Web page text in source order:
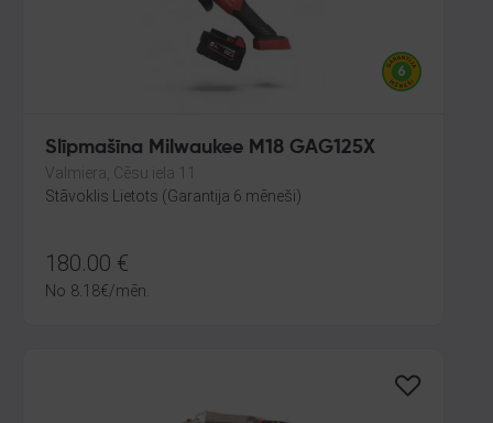
Slīpmašīna Milwaukee M18 GAG125X
Valmiera, Cēsu iela 11
Stāvoklis Lietots (Garantija 6 mēneši)
180.00 €
No 8.18€/mēn.